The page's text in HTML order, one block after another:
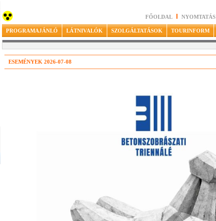
FŐOLDAL NYOMTATÁS
PROGRAMAJÁNLÓ LÁTNIVALÓK SZOLGÁLTATÁSOK TOURINFORM
ESEMÉNYEK 2026-07-08